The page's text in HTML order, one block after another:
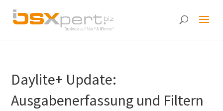
Daylite+ Update:
Ausgabenerfassung und Filtern